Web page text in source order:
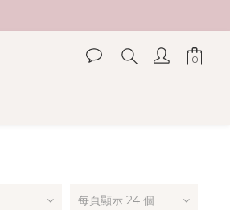
每頁顯示 24 個